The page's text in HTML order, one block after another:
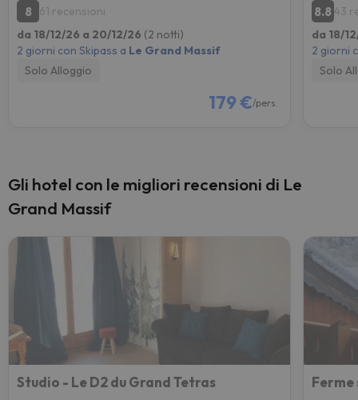
8
61 recensioni
da 18/12/26 a 20/12/26 (2 notti)
2 giorni con Skipass a Le Grand Massif
Solo Alloggio
179 €/pers.
8.8 43
da 18/
2 giorni
Solo
Gli hotel con le migliori recensioni di Le
Grand Massif
Studio - Le D2 du Grand Tetras Ferme